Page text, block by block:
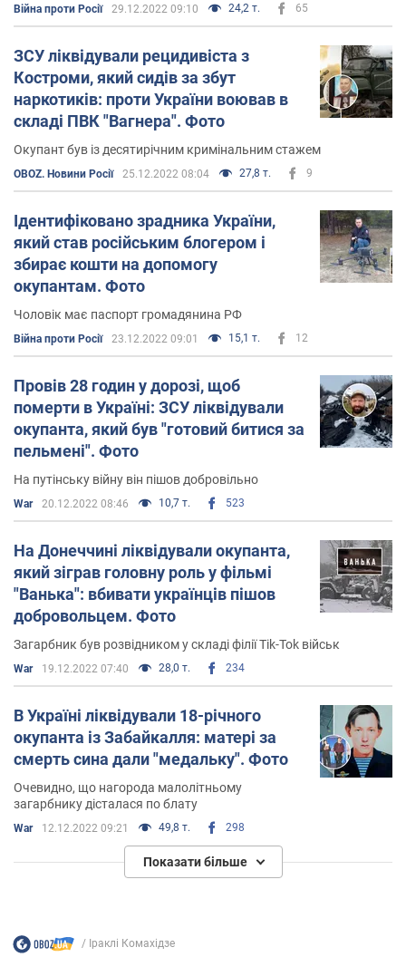
Війна проти Росії 29.12.2022 09:10 24,2 т. 65
ЗСУ ліквідували рецидивіста з
Костроми, який сидів за збут
наркотиків: проти України воював в
складі ПВК "Вагнера". Фото
Окупант був із десятирічним кримінальним стажем
OBOZ. Новини Росії 25.12.2022 08:04 27,8 т. 9
Ідентифіковано зрадника України,
який став російським блогером і
збирає кошти на допомогу
окупантам. Фото
Чоловік має паспорт громадянина РФ
Війна проти Росії 23.12.2022 09:01 15,1 т. 12
Провів 28 годин у дорозі, щоб
померти в Україні: ЗСУ ліквідували
окупанта, який був "готовий битися за
пельмені". Фото
На путінську війну він пішов добровільно
War 20.12.2022 08:46 10,7 т. 523
На Донеччині ліквідували окупанта,
який зіграв головну роль у фільмі
"Ванька": вбивати українців пішов
добровольцем. Фото
Загарбник був розвідником у складі філії Tik-Tok військ
War 19.12.2022 07:40 28,0 т. 234
В Україні ліквідували 18-річного
окупанта із Забайкалля: матері за
смерть сина дали "медальку". Фото
Очевидно, що нагорода малолітньому
загарбнику дісталася по блату
War 12.12.2022 09:21 49,8 т. 298
Показати більше
Іраклі Комахідзе